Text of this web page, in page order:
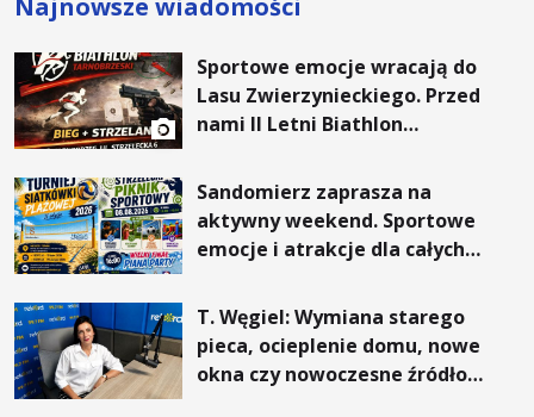
Najnowsze wiadomości
Sportowe emocje wracają do
Lasu Zwierzynieckiego. Przed
nami II Letni Biathlon
Sandomierz zaprasza na
aktywny weekend. Sportowe
emocje i atrakcje dla całych
T. Węgiel: Wymiana starego
pieca, ocieplenie domu, nowe
okna czy nowoczesne źródło